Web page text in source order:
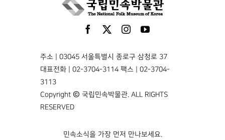
주소 | 03045 서울특별시 종로구 삼청로 37
대표전화 | 02-3704-3114 팩스 | 02-3704-
3113
Copyright © 국립민속박물관. ALL RIGHTS
RESERVED
민속소식을 가장 먼저 만나보세요.